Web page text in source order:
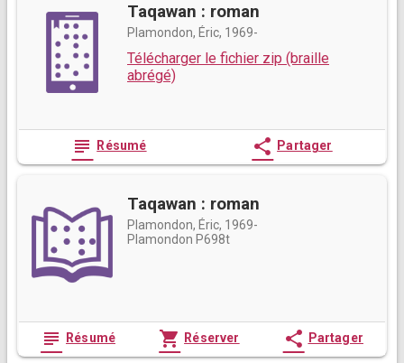
Taqawan : roman
Plamondon, Éric, 1969-
Télécharger le fichier zip (braille
abrégé)
subject Résumé share Partager
Taqawan : roman
Plamondon, Éric, 1969-
Plamondon P698t
subject Résumé shopping_cart Réserver share Partager